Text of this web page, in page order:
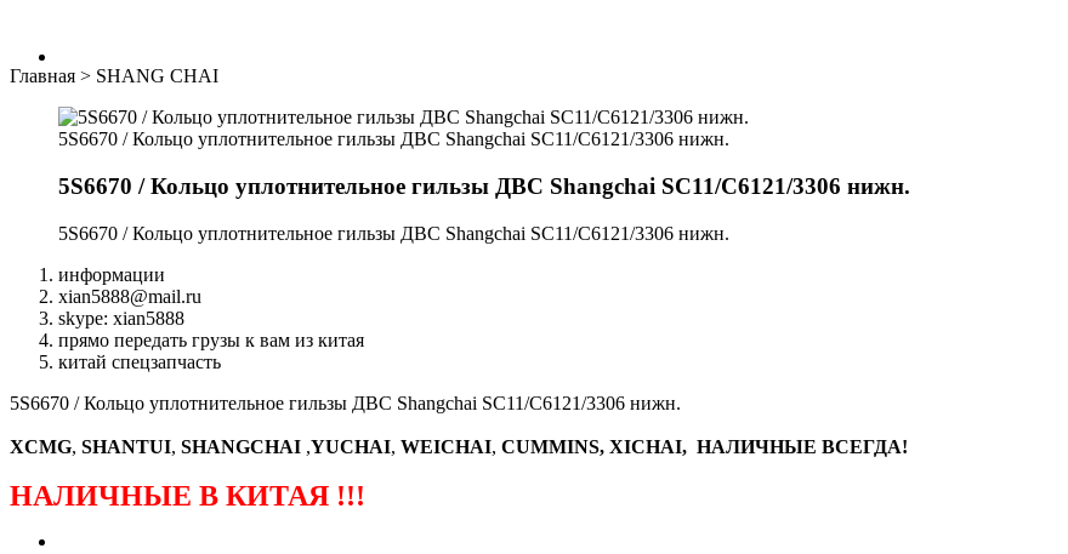
Главная > SHANG CHAI
5S6670 / Кольцо уплотнительное гильзы ДВС Shangchai SC11/C6121/3306 нижн.
5S6670 / Кольцо уплотнительное гильзы ДВС Shangchai SC11/C6121/3306 нижн.
5S6670 / Кольцо уплотнительное гильзы ДВС Shangchai SC11/C6121/3306 нижн.
информации
xian5888@mail.ru
skype: xian5888
прямо передать грузы к вам из китая
китай спецзапчасть
5S6670 / Кольцо уплотнительное гильзы ДВС Shangchai SC11/C6121/3306 нижн.
XCMG, SHANTUI, SHANGCHAI ,YUCHAI, WEICHAI, CUMMINS, XICHAI, НАЛИЧНЫЕ ВСЕГДА!
НАЛИЧНЫЕ В КИТАЯ !!!